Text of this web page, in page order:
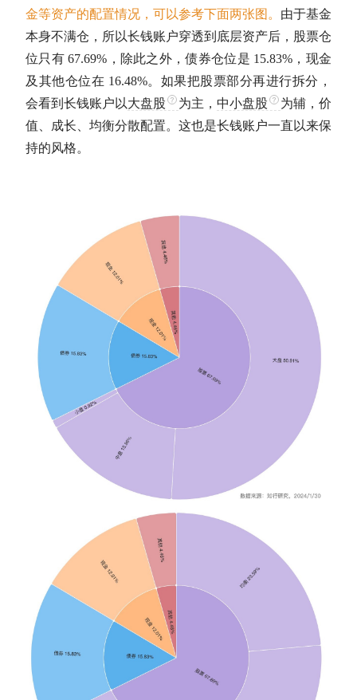
金等资产的配置情况，可以参考下面两张图。 由于基金
本身不满仓，所以长钱账户穿透到底层资产后，股票仓
位只有 67.69%，除此之外，债券仓位是 15.83%，现金
及其他仓位在 16.48%。如果把股票部分再进行拆分，
会看到长钱账户以大盘股 为主， 中小盘股
为辅，价
值、成长、均衡分散配置。这也是长钱账户一直以来保
持的风格。